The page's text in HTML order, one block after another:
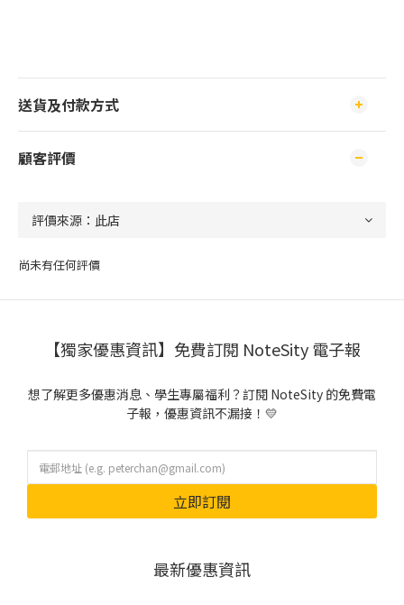
送貨及付款方式
顧客評價
尚未有任何評價
【獨家優惠資訊】免費訂閱 NoteSity 電子報
想了解更多優惠消息、學生專屬福利？訂閱 NoteSity 的免費電
子報，優惠資訊不漏接！💛
立即訂閱
最新優惠資訊